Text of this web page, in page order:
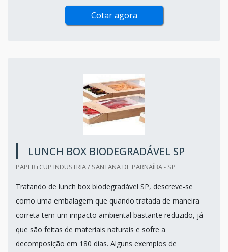
Cotar agora
LUNCH BOX BIODEGRADÁVEL SP
PAPER+CUP INDUSTRIA / SANTANA DE PARNAÍBA - SP
Tratando de lunch box biodegradável SP, descreve-se
como uma embalagem que quando tratada de maneira
correta tem um impacto ambiental bastante reduzido, já
que são feitas de materiais naturais e sofre a
decomposição em 180 dias. Alguns exemplos de